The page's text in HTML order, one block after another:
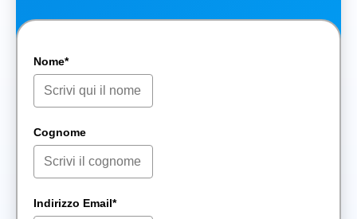
Nome*
Cognome
Indirizzo Email*